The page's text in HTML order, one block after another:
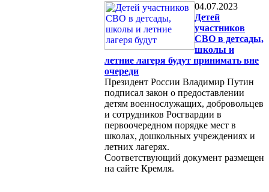
04.07.2023
Детей
участников
СВО в детсады,
школы и
летние лагеря будут принимать вне
очереди
Президент России Владимир Путин
подписал закон о предоставлении
детям военнослужащих, добровольцев
и сотрудников Росгвардии в
первоочередном порядке мест в
школах, дошкольных учреждениях и
летних лагерях.
Соответствующий документ размещен
на сайте Кремля.